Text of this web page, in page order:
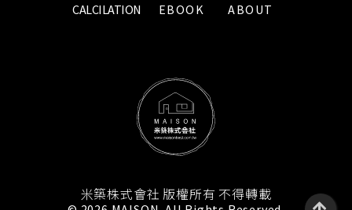
CALCILATION EBOOK ABOUT
米築株式會社 版權所有 不得轉載